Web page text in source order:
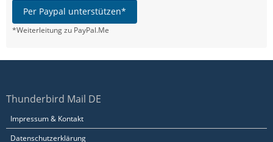
Per Paypal unterstützen*
*Weiterleitung zu PayPal.Me
Thunderbird Mail DE
Impressum & Kontakt
Datenschutzerklärung